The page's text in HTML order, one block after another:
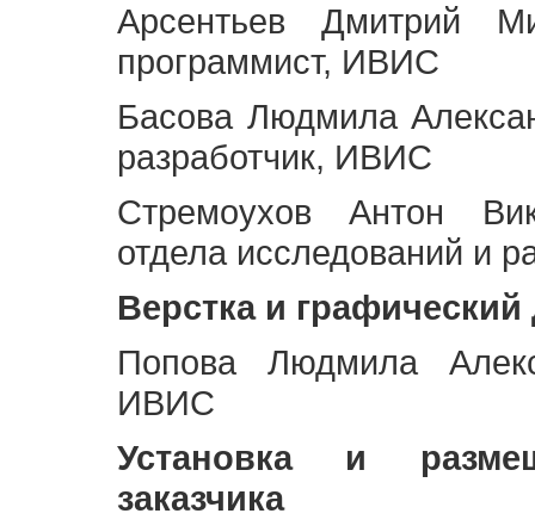
Арсентьев Дмитрий
программист, ИВИС
Басова Людмила
разработчик, ИВИС
Стремоухов Антон
отдела исследований и
Верстка и графический
Попова Людмила
ИВИС
Установка и
заказчика